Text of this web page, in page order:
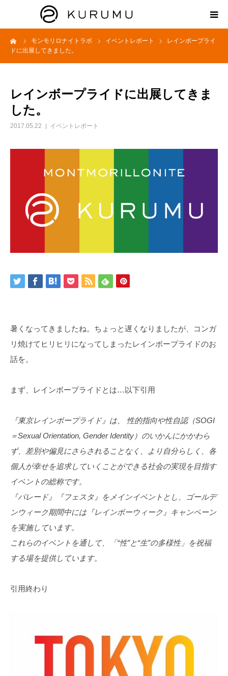
モンモリロナイトラボ イベントレポート
レインボープライ
ドに出展してきました。
レインボープライドに出展してきま
した。
2017.05.22 イベントレポート
暑くなってきましたね。ちょっと遅くなりましたが、コンガ
リ焼けてヒリヒリになってしまったレインボープライドのお
話を。
まず、レインボープライドとは…以下引用
『東京レインボープライド』は、 性的指向や性自認（SOGI
＝Sexual Orientation, Gender Identity）のいかんにかかわら
ず、差別や偏見にさらされることなく、より自分らしく、各
個人が幸せを追求していくことができる社会の実現を目指す
イベントの総称です。
『パレード』『フェスタ』をメインイベントとし、ゴールデ
ンウィーク期間中には『レインボーウィーク』キャンペーン
を実施しています。
これらのイベントを通して、「“性”と“生”の多様性」を祝福
する場を提供しています。
引用終わり
HOME
プロダクト
モンモリロナイトラボ